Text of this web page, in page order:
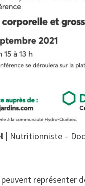
| Nutritionniste –
représenter